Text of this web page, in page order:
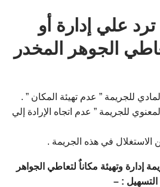
علي إدارة أو
الجوهر المخدر
المعنوي للجريمة ” عدم اتجاه الإرادة إلي
إدارة وتهيئة مكاناٌ لتعاطي الجواهر
التسهيل : –